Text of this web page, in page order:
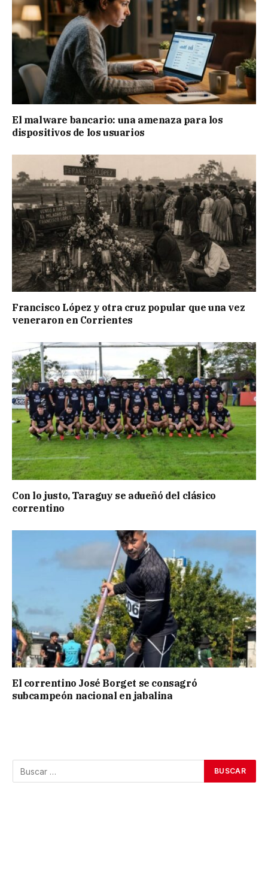
El malware bancario: una amenaza para los
dispositivos de los usuarios
Francisco López y otra cruz popular que una vez
veneraron en Corrientes
Con lo justo, Taraguy se adueñó del clásico
correntino
El correntino José Borget se consagró
subcampeón nacional en jabalina